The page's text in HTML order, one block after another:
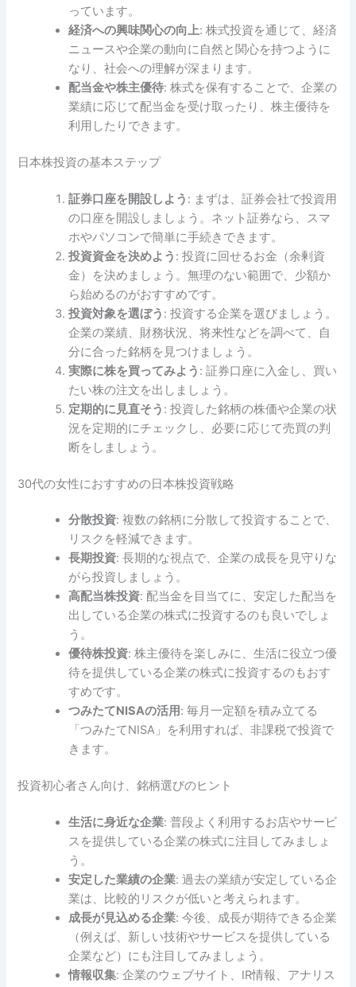
っています。
経済への興味関心の向上: 株式投資を通じて、経済
ニュースや企業の動向に自然と関心を持つように
なり、社会への理解が深まります。
配当金や株主優待: 株式を保有することで、企業の
業績に応じて配当金を受け取ったり、株主優待を
利用したりできます。
日本株投資の基本ステップ
証券口座を開設しよう : まずは、証券会社で投資用
の口座を開設しましょう。ネット証券なら、スマ
ホやパソコンで簡単に手続きできます。
投資資金を決めよう : 投資に回せるお金（余剰資
金）を決めましょう。無理のない範囲で、少額か
ら始めるのがおすすめです。
投資対象を選ぼう : 投資する企業を選びましょう。
企業の業績、財務状況、将来性などを調べて、自
分に合った銘柄を見つけましょう。
実際に株を買ってみよう : 証券口座に入金し、買い
たい株の注文を出しましょう。
定期的に見直そう : 投資した銘柄の株価や企業の状
況を定期的にチェックし、必要に応じて売買の判
断をしましょう。
30代の女性におすすめの日本株投資戦略
分散投資: 複数の銘柄に分散して投資することで、
リスクを軽減できます。
長期投資: 長期的な視点で、企業の成長を見守りな
がら投資しましょう。
高配当株投資: 配当金を目当てに、安定した配当を
出している企業の株式に投資するのも良いでしょ
う。
優待株投資: 株主優待を楽しみに、生活に役立つ優
待を提供している企業の株式に投資するのもおす
すめです。
つみたてNISAの活用: 毎月一定額を積み立てる
「つみたてNISA」を利用すれば、非課税で投資で
きます。
投資初心者さん向け、銘柄選びのヒント
生活に身近な企業: 普段よく利用するお店やサービ
スを提供している企業の株式に注目してみましょ
う。
安定した業績の企業: 過去の業績が安定している企
業は、比較的リスクが低いと考えられます。
成長が見込める企業: 今後、成長が期待できる企業
（例えば、新しい技術やサービスを提供している
企業など）にも注目してみましょう。
情報収集: 企業のウェブサイト、IR情報、アナリス